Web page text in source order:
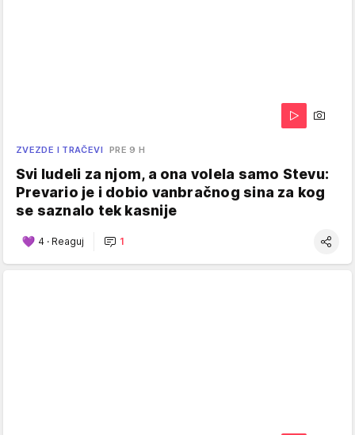
ZVEZDE I TRAČEVI PRE 9 H
Svi ludeli za njom, a ona volela samo Stevu:
Prevario je i dobio vanbračnog sina za kog
se saznalo tek kasnije
4 · Reaguj 1